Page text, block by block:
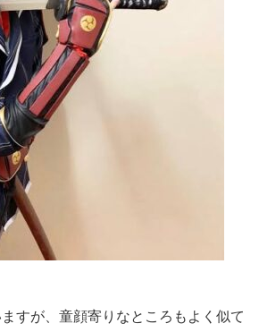
すが、童顔寄りなところもよく似て